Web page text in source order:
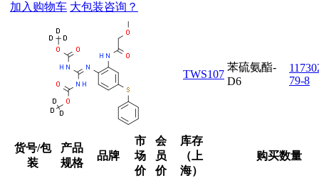
加入购物车 大包装咨询？
TWS107
苯硫氨酯-
D6
79-8
货号/包
装
产品
规格
品牌
市
场
价
会
员
价
库存
（上
海）
购买数量